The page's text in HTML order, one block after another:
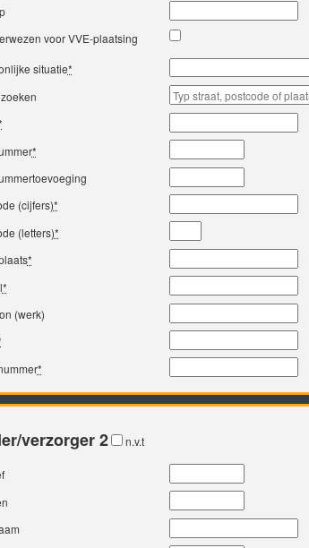
voor VVE-plaatsing
situatie*
*
(cijfers)*
(letters)*
*
*
(werk)
*
verzorger 2 n.v.t